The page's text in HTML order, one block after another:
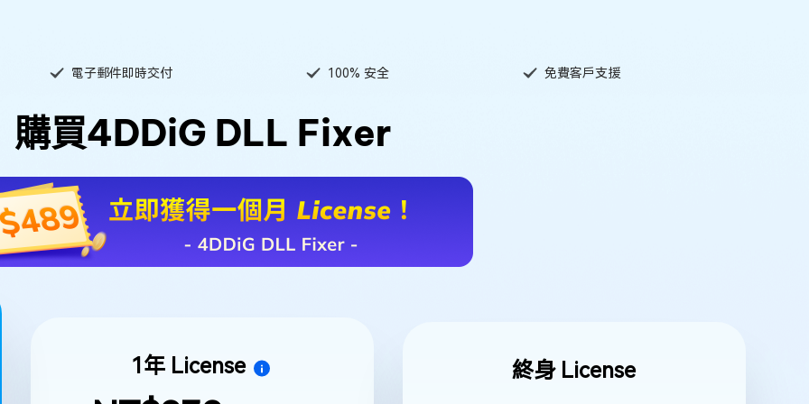
電子郵件即時交付 100% 安全 免費客戶支援
購買4DDiG DLL Fixer
1年 License 終身 License